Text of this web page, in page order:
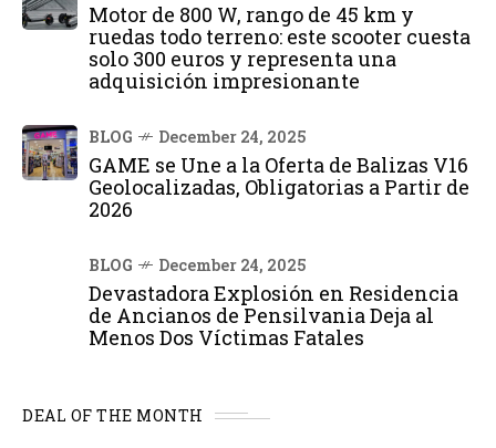
Motor de 800 W, rango de 45 km y
ruedas todo terreno: este scooter cuesta
solo 300 euros y representa una
adquisición impresionante
BLOG December 24, 2025
GAME se Une a la Oferta de Balizas V16
Geolocalizadas, Obligatorias a Partir de
2026
BLOG December 24, 2025
Devastadora Explosión en Residencia
de Ancianos de Pensilvania Deja al
Menos Dos Víctimas Fatales
DEAL OF THE MONTH